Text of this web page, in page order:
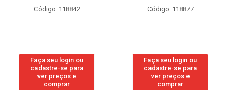
Código: 118842
Faça seu login ou
cadastre-se para
ver preços e
comprar
Código: 118877
Faça seu login ou
cadastre-se para
ver preços e
comprar